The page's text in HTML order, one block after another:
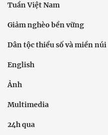
Tuần Việt Nam
Giảm nghèo bền vững
Dân tộc thiểu số và miền núi
English
Ảnh
Multimedia
24h qua